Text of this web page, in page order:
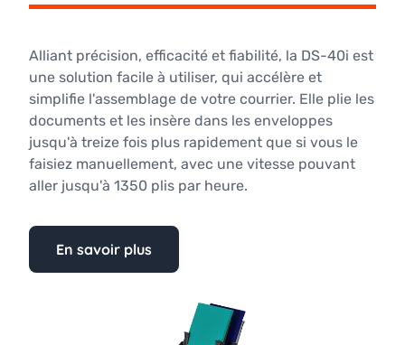
Alliant précision, efficacité et fiabilité, la DS-40i est
une solution facile à utiliser, qui accélère et
simplifie l'assemblage de votre courrier. Elle plie les
documents et les insère dans les enveloppes
jusqu'à treize fois plus rapidement que si vous le
faisiez manuellement, avec une vitesse pouvant
aller jusqu'à 1350 plis par heure.
En savoir plus